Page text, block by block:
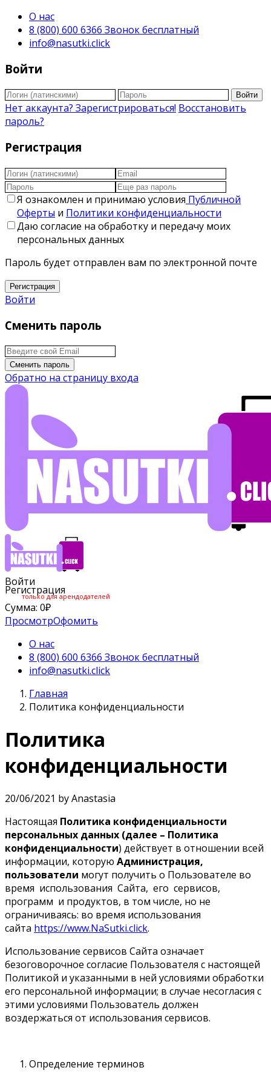
О нас
8 (800) 600 6366 Звонок бесплатный
info@nasutki.click
Войти
Войти
Нет аккаунта? Зарегистрироваться! Восстановить
пароль?
Регистрация
Я ознакомлен и принимаю условия Публичной
Оферты и Политики конфиденциальности
Даю согласие на обработку и передачу моих
персональных данных
Пароль будет отправлен вам по электронной почте
Регистрация
Войти
Сменить пароль
Сменить пароль
Обратно на страницу входа
Войти
Регистрация
только для арендодателей
Сумма: 0₽
ПросмотрОфомить
О нас
8 (800) 600 6366 Звонок бесплатный
info@nasutki.click
Главная
Политика конфиденциальности
Политика
конфиденциальности
20/06/2021 by Anastasia
Настоящая Политика конфиденциальности
персональных данных (далее – Политика
конфиденциальности) действует в отношении всей
информации, которую Администрация,
пользователи могут получить о Пользователе во
время использования Сайта, его сервисов,
программ и продуктов, в том числе, но не
ограничиваясь: во время использования
сайта https://www.NaSutki.click.
Использование сервисов Сайта означает
безоговорочное согласие Пользователя с настоящей
Политикой и указанными в ней условиями обработки
его персональной информации; в случае несогласия с
этими условиями Пользователь должен
воздержаться от использования сервисов.
Определение терминов